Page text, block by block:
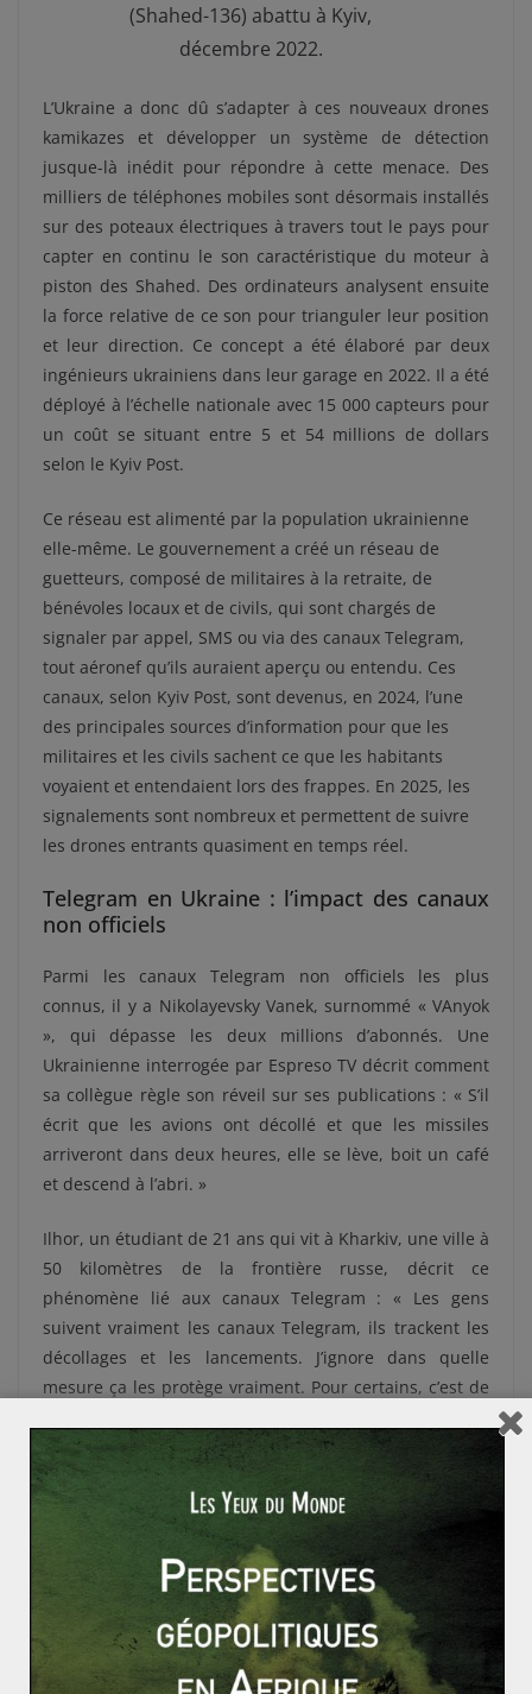
(Shahed-136) abattu à Kyiv,
décembre 2022.
L’Ukraine a donc dû s’adapter à ces nouveaux drones
kamikazes et développer un système de détection
jusque-là inédit pour répondre à cette menace. Des
milliers de téléphones mobiles sont désormais installés
sur des poteaux électriques à travers tout le pays pour
capter en continu le son caractéristique du moteur à
piston des Shahed. Des ordinateurs analysent ensuite
la force relative de ce son pour trianguler leur position
et leur direction. Ce concept a été élaboré par deux
ingénieurs ukrainiens dans leur garage en 2022. Il a été
déployé à l’échelle nationale avec 15 000 capteurs pour
un coût se situant entre 5 et 54 millions de dollars
selon le Kyiv Post.
Ce réseau est alimenté par la population ukrainienne
elle-même. Le gouvernement a créé un réseau de
guetteurs, composé de militaires à la retraite, de
bénévoles locaux et de civils, qui sont chargés de
signaler par appel, SMS ou via des canaux Telegram,
tout aéronef qu’ils auraient aperçu ou entendu. Ces
canaux, selon Kyiv Post, sont devenus, en 2024, l’une
des principales sources d’information pour que les
militaires et les civils sachent ce que les habitants
voyaient et entendaient lors des frappes. En 2025, les
signalements sont nombreux et permettent de suivre
les drones entrants quasiment en temps réel.
Telegram en Ukraine : l’impact des canaux
non officiels
Parmi les canaux Telegram non officiels les plus
connus, il y a Nikolayevsky Vanek, surnommé « VAnyok
», qui dépasse les deux millions d’abonnés. Une
Ukrainienne interrogée par Espreso TV décrit comment
sa collègue règle son réveil sur ses publications : « S’il
écrit que les avions ont décollé et que les missiles
arriveront dans deux heures, elle se lève, boit un café
et descend à l’abri. »
Ilhor, un étudiant de 21 ans qui vit à Kharkiv, une ville à
50 kilomètres de la frontière russe, décrit ce
phénomène lié aux canaux Telegram : « Les gens
suivent vraiment les canaux Telegram, ils trackent les
décollages et les lancements. J’ignore dans quelle
mesure ça les protège vraiment. Pour certains, c’est de
décolle, alors je suis ‘informé et armé’. C’est une forme
d’illusion, mais les gens semblent se sentir mieux en
suivant ces sources. »
Veille citoyenne : l’État ukrainien rattrapé
par sa population
Face à l’ampleur de ces canaux non officiels, l’Armée de
l’air ukrainienne a lancé son propre canal Telegram en